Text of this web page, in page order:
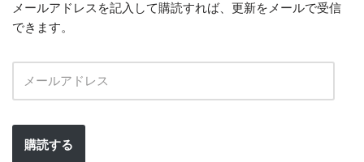
メールアドレスを記入して購読すれば、更新をメールで受信
できます。
購読する